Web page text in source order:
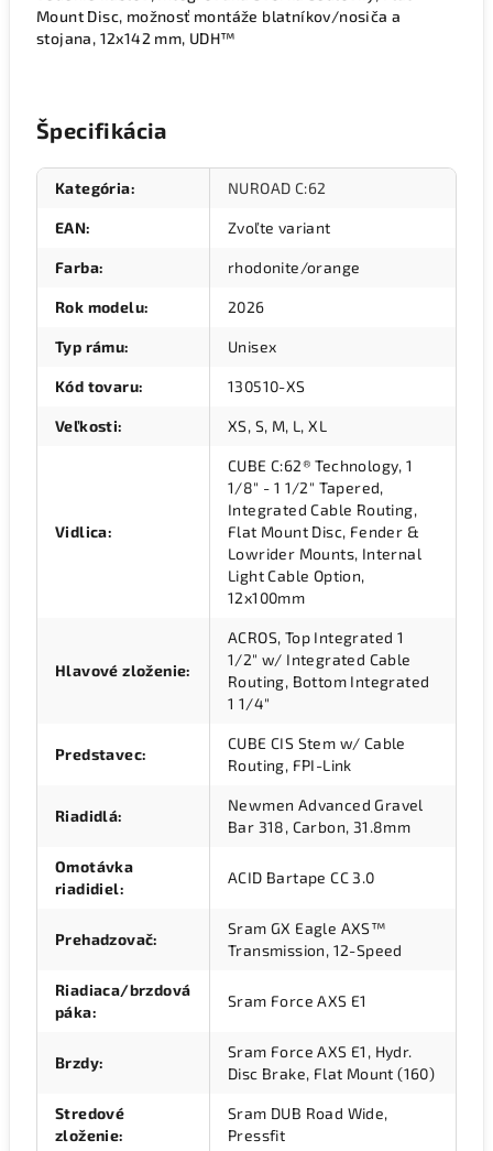
Mount Disc, možnosť montáže blatníkov/nosiča a
stojana, 12x142 mm, UDH™
Špecifikácia
Kategória: NUROAD C:62
EAN: Zvoľte variant
Farba: rhodonite/orange
Rok modelu: 2026
Typ rámu: Unisex
Kód tovaru: 130510-XS
Veľkosti: XS, S, M, L, XL
Vidlica:
CUBE C:62® Technology, 1
1/8" - 1 1/2" Tapered,
Integrated Cable Routing,
Flat Mount Disc, Fender &
Lowrider Mounts, Internal
Light Cable Option,
12x100mm
Hlavové zloženie:
ACROS, Top Integrated 1
1/2" w/ Integrated Cable
Routing, Bottom Integrated
1 1/4"
Predstavec:
CUBE CIS Stem w/ Cable
Routing, FPI-Link
Riadidlá:
Newmen Advanced Gravel
Bar 318, Carbon, 31.8mm
Omotávka
riadidiel:
ACID Bartape CC 3.0
Prehadzovač:
Sram GX Eagle AXS™
Transmission, 12-Speed
Riadiaca/brzdová
páka:
Sram Force AXS E1
Brzdy:
Sram Force AXS E1, Hydr.
Disc Brake, Flat Mount (160)
Stredové
zloženie:
Sram DUB Road Wide,
Pressfit